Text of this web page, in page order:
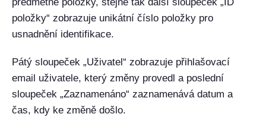
předmětné položky, stejně tak další sloupeček „ID
položky“ zobrazuje unikátní číslo položky pro
usnadnění identifikace.
Pátý sloupeček „Uživatel“ zobrazuje přihlašovací
email uživatele, který změny provedl a poslední
sloupeček „Zaznamenáno“ zaznamenává datum a
čas, kdy ke změně došlo.